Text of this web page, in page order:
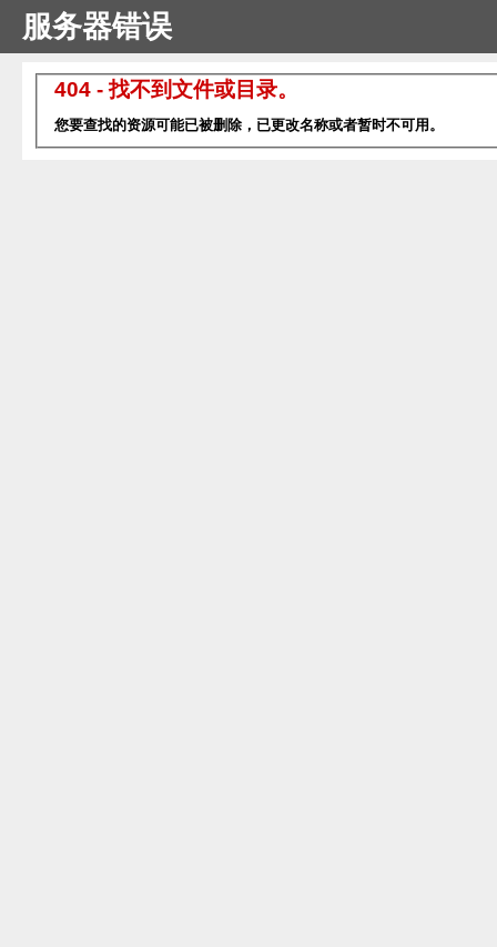
服务器错误
404 - 找不到文件或目录。
您要查找的资源可能已被删除，已更改名称或者暂时不可用。